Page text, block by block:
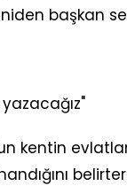
başkan
kentin